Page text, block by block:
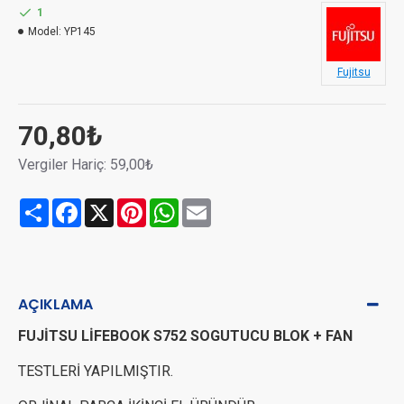
70,80₺
Vergiler Hariç: 59,00₺
1
Model: YP145
Fujitsu
Share Facebook
X PinterestWhatsApp
AÇIKLAMA
FUJİTSU LİFEBOOK S752 SOGUTUCU BLOK + FAN
TESTLERİ YAPILMIŞTIR.